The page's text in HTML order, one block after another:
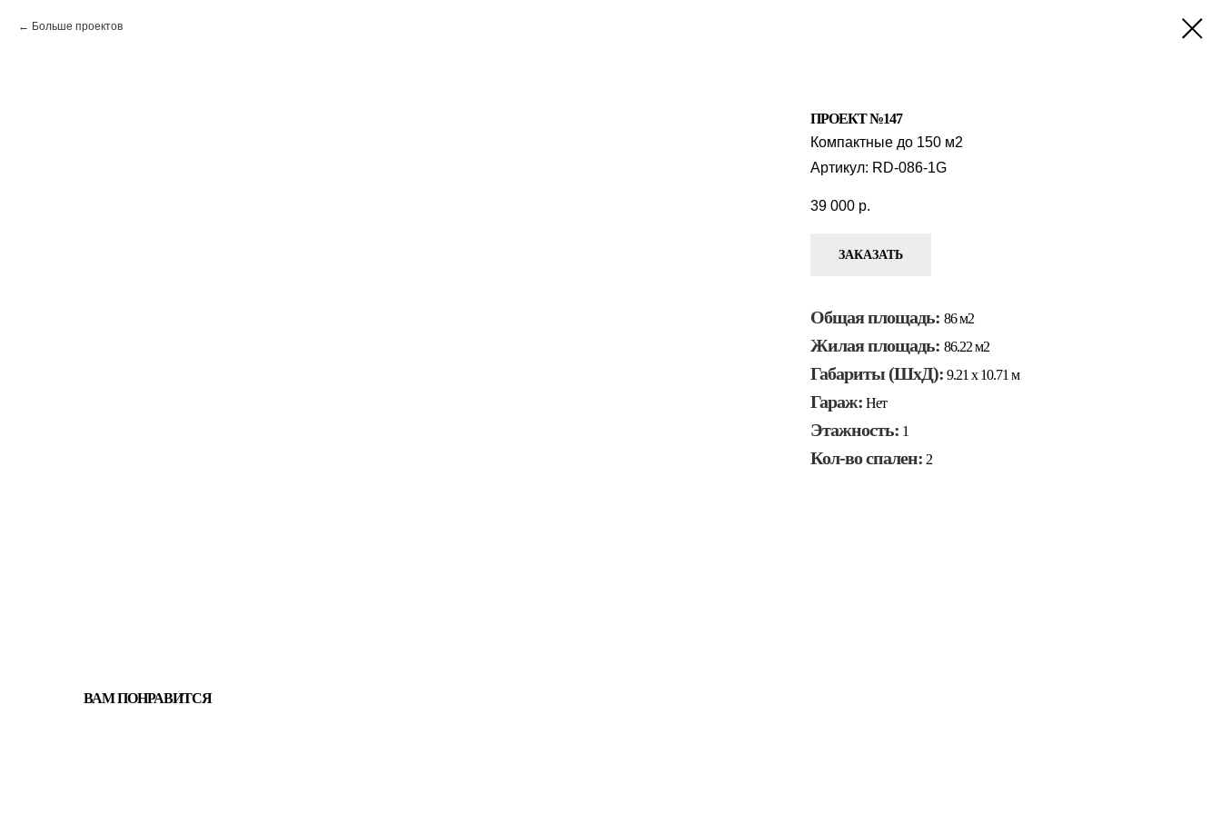
Больше проектов
ПРОЕКТ №147
Компактные до 150 м2
Артикул: RD-086-1G
39 000 р.
ЗАКАЗАТЬ
Общая площадь: 86 м2
Жилая площадь: 86.22 м2
Габариты (ШхД): 9.21 x 10.71 м
Гараж: Нет
Этажность: 1
Кол-во спален: 2
ВАМ ПОНРАВИТСЯ